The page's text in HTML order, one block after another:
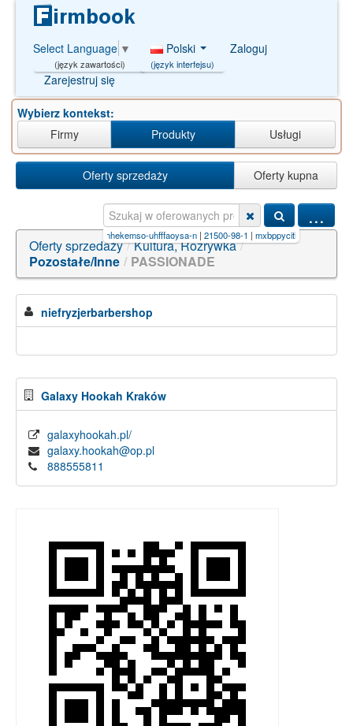
Select Language ▼
(język zawartości)
Polski
(język interfejsu)
Zaloguj
Zarejestruj się
Wybierz kontekst:
Firmy
Produkty Usługi
Oferty sprzedaży Oferty kupna
...
uhfffaoysa-n gzidoihhekemso-uhfffaoysa-n|21500-98-1|mxbppycitlqunv-
Oferty sprzedaży / Kultura, Rozrywka /
Pozostałe/Inne / PASSIONADE
niefryzjerbarbershop
Galaxy Hookah Kraków
galaxyhookah.pl/
galaxy.hookah@op.pl
888555811